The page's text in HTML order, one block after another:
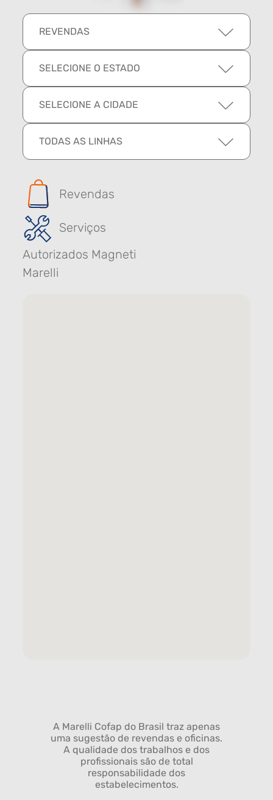
REVENDAS
SELECIONE O ESTADO
SELECIONE A CIDADE
TODAS AS LINHAS
Revendas
Serviços
Autorizados Magneti
Marelli
A Marelli Cofap do Brasil traz apenas
uma sugestão de revendas e oficinas.
A qualidade dos trabalhos e dos
profissionais são de total
responsabilidade dos
estabelecimentos.